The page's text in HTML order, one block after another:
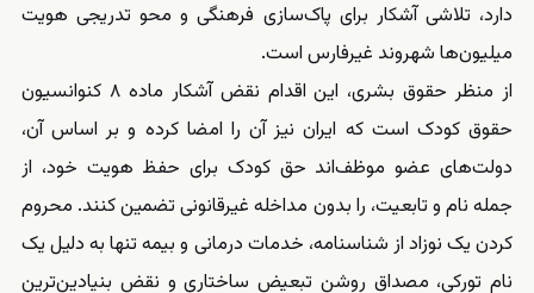
دارد، تلاشی آشکار برای پاک‌سازی فرهنگی و محو تدریجی هویت
میلیون‌ها شهروند غیرفارس است.
از منظر حقوق بشری، این اقدام نقض آشکار ماده ۸ کنوانسیون
حقوق کودک است که ایران نیز آن را امضا کرده و بر اساس آن،
دولت‌های عضو موظف‌اند حق کودک برای حفظ هویت خود، از
جمله نام و تابعیت، را بدون مداخله غیرقانونی تضمین کنند. محروم
کردن یک نوزاد از شناسنامه، خدمات درمانی و بیمه تنها به دلیل یک
نام تورکی، مصداق روشن تبعیض ساختاری و نقض بنیادین‌ترین